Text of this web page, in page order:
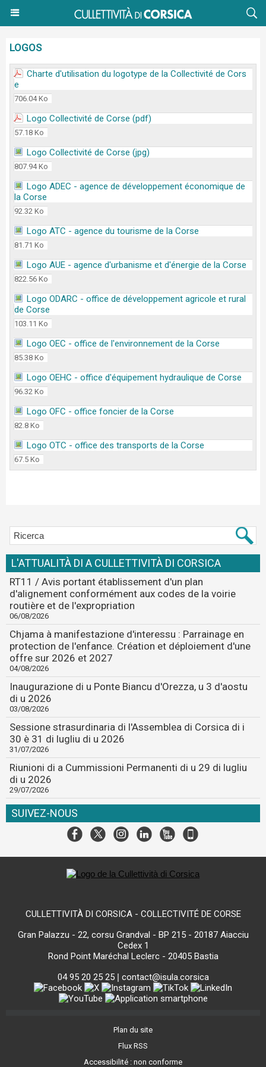
LOGOS
Charte d'utilisation du logotype de la Collectivité de Cors
e
706.04 Ko
Logo Collectivité de Corse (pdf)
57.18 Ko
Logo Collectivité de Corse (jpg)
807.94 Ko
Logo ADEC - agence de développement économique de
la Corse
92.32 Ko
Logo ATC - agence du tourisme de la Corse
81.71 Ko
Logo AUE - agence d'urbanisme et d'énergie de la Corse
822.56 Ko
Logo ODARC - office de développement agricole et rural
de Corse
103.11 Ko
Logo OEC - office de l'environnement de la Corse
85.38 Ko
Logo OEHC - office d'équipement hydraulique de Corse
96.32 Ko
Logo OFC - office foncier de la Corse
82.8 Ko
Logo OTC - office des transports de la Corse
67.5 Ko
L'ATTUALITÀ DI A CULLETTIVITÀ DI CORSICA
RT11 / Avis portant établissement d'un plan
d'alignement conformément aux codes de la voirie
routière et de l'expropriation
06/08/2026
Chjama à manifestazione d'interessu : Parrainage en
protection de l'enfance. Création et déploiement d'une
offre sur 2026 et 2027
04/08/2026
Inaugurazione di u Ponte Biancu d'Orezza, u 3 d'aostu
di u 2026
03/08/2026
Sessione strasurdinaria di l'Assemblea di Corsica di i
30 è 31 di lugliu di u 2026
31/07/2026
Riunioni di a Cummissioni Permanenti di u 29 di lugliu
di u 2026
29/07/2026
SUIVEZ-NOUS
CULLETTIVITÀ DI CORSICA - COLLECTIVITÉ DE CORSE
Gran Palazzu - 22, corsu Grandval - BP 215 - 20187 Aiacciu
Cedex 1
Rond Point Maréchal Leclerc - 20405 Bastia
04 95 20 25 25| contact@isula.corsica
Plan du site
Flux RSS
Accessibilité : non conforme